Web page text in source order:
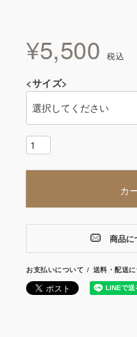
¥5,500 税込
<サイズ>
カ
商品に
お支払いについて 送料・配送